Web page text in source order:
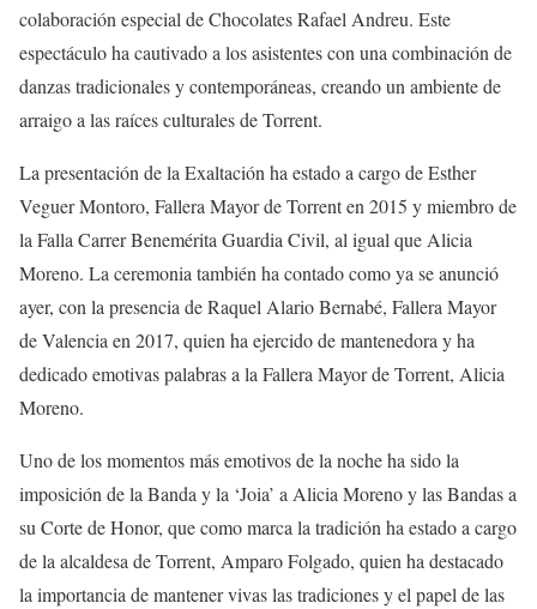
colaboración especial de Chocolates Rafael Andreu. Este
espectáculo ha cautivado a los asistentes con una combinación de
danzas tradicionales y contemporáneas, creando un ambiente de
arraigo a las raíces culturales de Torrent.
La presentación de la Exaltación ha estado a cargo de Esther
Veguer Montoro, Fallera Mayor de Torrent en 2015 y miembro de
la Falla Carrer Benemérita Guardia Civil, al igual que Alicia
Moreno. La ceremonia también ha contado como ya se anunció
ayer, con la presencia de Raquel Alario Bernabé, Fallera Mayor
de Valencia en 2017, quien ha ejercido de mantenedora y ha
dedicado emotivas palabras a la Fallera Mayor de Torrent, Alicia
Moreno.
Uno de los momentos más emotivos de la noche ha sido la
imposición de la Banda y la ‘Joia’ a Alicia Moreno y las Bandas a
su Corte de Honor, que como marca la tradición ha estado a cargo
de la alcaldesa de Torrent, Amparo Folgado, quien ha destacado
la importancia de mantener vivas las tradiciones y el papel de las